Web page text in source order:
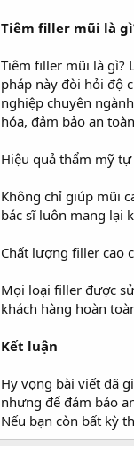
Tiêm filler mũi là
Tiêm filler mũi là gì?
pháp này đòi hỏi độ
nghiệp chuyên
hóa, đảm bảo an
Hiệu quả thẩm mỹ
Không chỉ giúp mũi
bác sĩ luôn mang lại
Chất lượng filler cao
Mọi loại filler được
khách hàng hoàn
Kết luận
Hy vọng bài viết đã
nhưng để đảm bảo
Nếu bạn còn bất kỳ